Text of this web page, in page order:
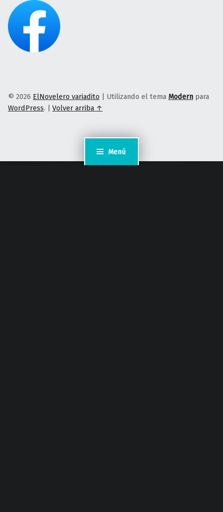
Menú
© 2026 ElNovelero variadito | Utilizando el tema Modern para
WordPress. | Volver arriba ↑